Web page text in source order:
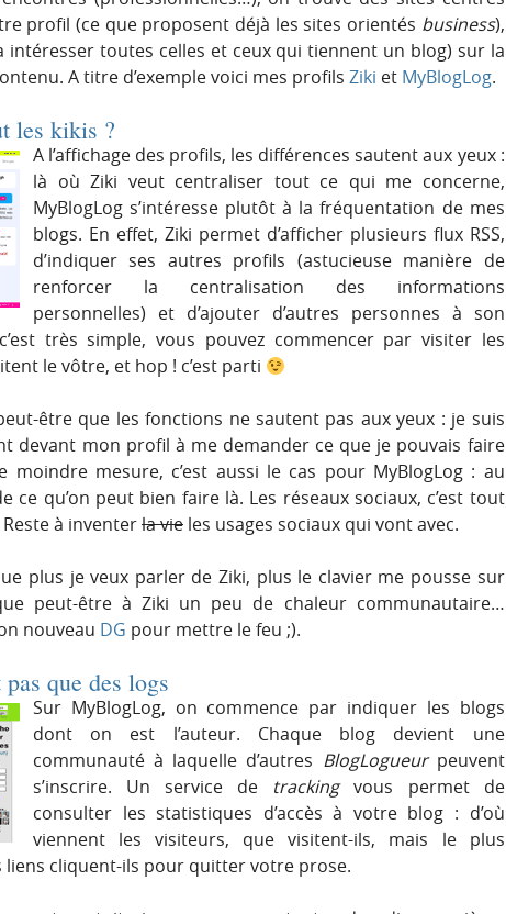
profil (ce que proposent déjà les sites orientés business),
intéresser toutes celles et ceux qui tiennent un blog) sur la
A titre d’exemple voici mes profils Ziki et MyBlogLog.
les kikis ?
A l’affichage des profils, les différences sautent aux yeux :
là où Ziki veut centraliser tout ce qui me concerne,
MyBlogLog s’intéresse plutôt à la fréquentation de mes
blogs. En effet, Ziki permet d’afficher plusieurs flux RSS,
d’indiquer ses autres profils (astucieuse manière de
renforcer la centralisation des informations
personnelles) et d’ajouter d’autres personnes à son
très simple, vous pouvez commencer par visiter les
le vôtre, et hop ! c’est parti
être que les fonctions ne sautent pas aux yeux : je suis
devant mon profil à me demander ce que je pouvais faire
moindre mesure, c’est aussi le cas pour MyBlogLog : au
ce qu’on peut bien faire là. Les réseaux sociaux, c’est tout
à inventerla vie les usages sociaux qui vont avec.
plus je veux parler de Ziki, plus le clavier me pousse sur
peut-être à Ziki un peu de chaleur communautaire…
nouveau DG pour mettre le feu ;).
que des logs
Sur MyBlogLog, on commence par indiquer les blogs
dont on est l’auteur. Chaque blog devient une
communauté à laquelle d’autres BlogLogueurpeuvent
s’inscrire. Un service de trackingvous permet de
consulter les statistiques d’accès à votre blog : d’où
viennent les visiteurs, que visitent-ils, mais le plus
liens cliquent-ils pour quitter votre prose.